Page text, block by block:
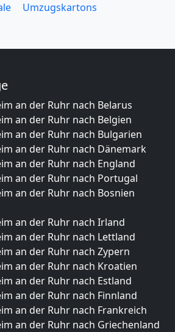
Umzugskartons
an der Ruhr nach Belarus
an der Ruhr nach Belgien
an der Ruhr nach Bulgarien
an der Ruhr nach Dänemark
an der Ruhr nach England
an der Ruhr nach Portugal
an der Ruhr nach Bosnien
an der Ruhr nach Irland
an der Ruhr nach Lettland
an der Ruhr nach Zypern
an der Ruhr nach Kroatien
an der Ruhr nach Estland
an der Ruhr nach Finnland
an der Ruhr nach Frankreich
an der Ruhr nach Griechenland